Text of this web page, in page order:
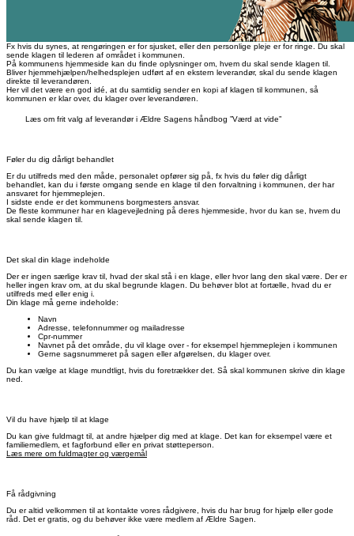
Fx hvis du synes, at rengøringen er for sjusket, eller den personlige pleje er for ringe. Du skal
sende klagen til lederen af området i kommunen.
På kommunens hjemmeside kan du finde oplysninger om, hvem du skal sende klagen til.
Bliver hjemmehjælpen/helhedsplejen udført af en ekstern leverandør, skal du sende klagen
direkte til leverandøren.
Her vil det være en god idé, at du samtidig sender en kopi af klagen til kommunen, så
kommunen er klar over, du klager over leverandøren.
Læs om frit valg af leverandør i Ældre Sagens håndbog ”Værd at vide”
Føler du dig dårligt behandlet
Er du utilfreds med den måde, personalet opfører sig på, fx hvis du føler dig dårligt
behandlet, kan du i første omgang sende en klage til den forvaltning i kommunen, der har
ansvaret for hjemmeplejen.
I sidste ende er det kommunens borgmesters ansvar.
De fleste kommuner har en klagevejledning på deres hjemmeside, hvor du kan se, hvem du
skal sende klagen til.
Det skal din klage indeholde
Der er ingen særlige krav til, hvad der skal stå i en klage, eller hvor lang den skal være. Der er
heller ingen krav om, at du skal begrunde klagen. Du behøver blot at fortælle, hvad du er
utilfreds med eller enig i.
Din klage må gerne indeholde:
Navn
Adresse, telefonnummer og mailadresse
Cpr-nummer
Navnet på det område, du vil klage over - for eksempel hjemmeplejen i kommunen
Gerne sagsnummeret på sagen eller afgørelsen, du klager over.
Du kan vælge at klage mundtligt, hvis du foretrækker det. Så skal kommunen skrive din klage
ned.
Vil du have hjælp til at klage
Du kan give fuldmagt til, at andre hjælper dig med at klage. Det kan for eksempel være et
familiemedlem, et fagforbund eller en privat støtteperson.
Læs mere om fuldmagter og værgemål
Få rådgivning
Du er altid velkommen til at kontakte vores rådgivere, hvis du har brug for hjælp eller gode
råd. Det er gratis, og du behøver ikke være medlem af Ældre Sagen.